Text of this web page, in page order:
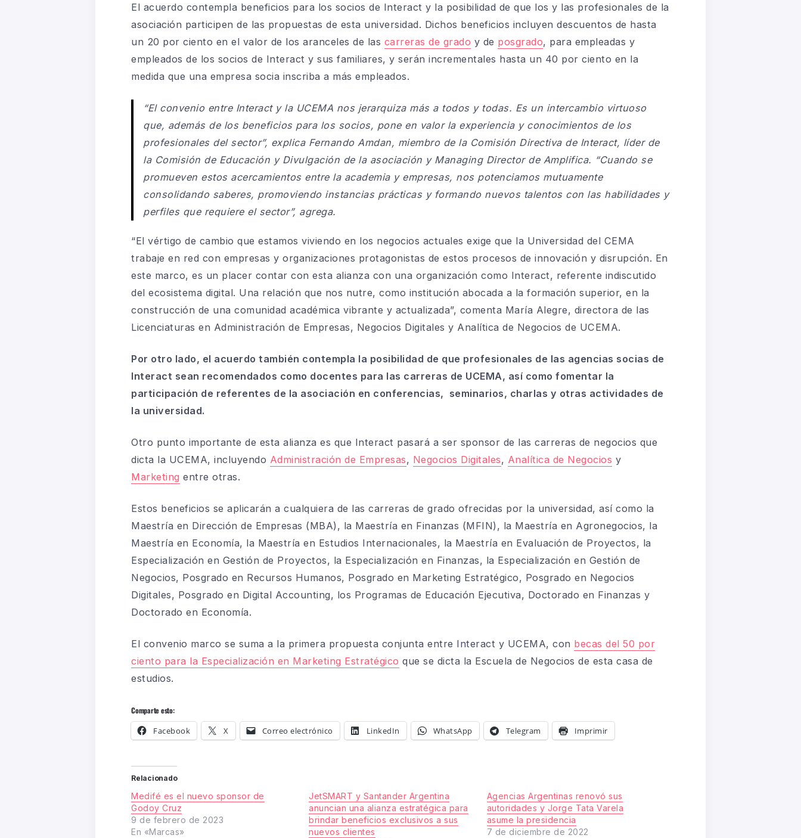
El acuerdo contempla beneficios para los socios de Interact y la posibilidad de que los y las profesionales de la
asociación participen de las propuestas de esta universidad. Dichos beneficios incluyen descuentos de hasta
un 20 por ciento en el valor de los aranceles de las carreras de grado y de posgrado, para empleadas y
empleados de los socios de Interact y sus familiares, y serán incrementales hasta un 40 por ciento en la
medida que una empresa socia inscriba a más empleados.
“El convenio entre Interact y la UCEMA nos jerarquiza más a todos y todas. Es un intercambio virtuoso
que, además de los beneficios para los socios, pone en valor la experiencia y conocimientos de los
profesionales del sector”, explica Fernando Amdan, miembro de la Comisión Directiva de Interact, líder de
la Comisión de Educación y Divulgación de la asociación y Managing Director de Amplifica. “Cuando se
promueven estos acercamientos entre la academia y empresas, nos potenciamos mutuamente
consolidando saberes, promoviendo instancias prácticas y formando nuevos talentos con las habilidades y
perfiles que requiere el sector”, agrega.
“El vértigo de cambio que estamos viviendo en los negocios actuales exige que la Universidad del CEMA
trabaje en red con empresas y organizaciones protagonistas de estos procesos de innovación y disrupción. En
este marco, es un placer contar con esta alianza con una organización como Interact, referente indiscutido
del ecosistema digital. Una relación que nos nutre, como institución abocada a la formación superior, en la
construcción de una comunidad académica vibrante y actualizada”, comenta María Alegre, directora de las
Licenciaturas en Administración de Empresas, Negocios Digitales y Analítica de Negocios de UCEMA.
Por otro lado, el acuerdo también contempla la posibilidad de que profesionales de las agencias socias de
Interact sean recomendados como docentes para las carreras de UCEMA, así como fomentar la
participación de referentes de la asociación en conferencias, seminarios, charlas y otras actividades de
la universidad.
Otro punto importante de esta alianza es que Interact pasará a ser sponsor de las carreras de negocios que
dicta la UCEMA, incluyendo Administración de Empresas, Negocios Digitales, Analítica de Negocios y
Marketing entre otras.
Estos beneficios se aplicarán a cualquiera de las carreras de grado ofrecidas por la universidad, así como la
Maestría en Dirección de Empresas (MBA), la Maestría en Finanzas (MFIN), la Maestría en Agronegocios, la
Maestría en Economía, la Maestría en Estudios Internacionales, la Maestría en Evaluación de Proyectos, la
Especialización en Gestión de Proyectos, la Especialización en Finanzas, la Especialización en Gestión de
Negocios, Posgrado en Recursos Humanos, Posgrado en Marketing Estratégico, Posgrado en Negocios
Digitales, Posgrado en Digital Accounting, los Programas de Educación Ejecutiva, Doctorado en Finanzas y
Doctorado en Economía.
El convenio marco se suma a la primera propuesta conjunta entre Interact y UCEMA, con becas del 50 por
ciento para la Especialización en Marketing Estratégico que se dicta la Escuela de Negocios de esta casa de
estudios.
Comparte esto:
Facebook X Correo electrónico LinkedIn WhatsApp Telegram Imprimir
Relacionado
Medifé es el nuevo sponsor de
Godoy Cruz
9 de febrero de 2023
En «Marcas»
JetSMART y Santander Argentina
anuncian una alianza estratégica para
brindar beneficios exclusivos a sus
nuevos clientes
Agencias Argentinas renovó sus
autoridades y Jorge Tata Varela
asume la presidencia
7 de diciembre de 2022